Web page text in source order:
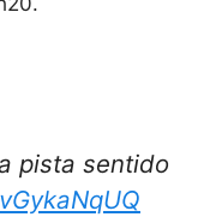
pista sentido